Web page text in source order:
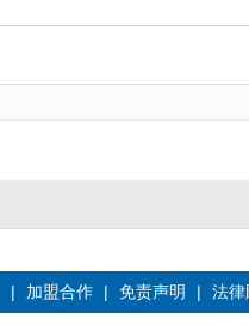
| 加盟合作 | 免责声明 | 法律